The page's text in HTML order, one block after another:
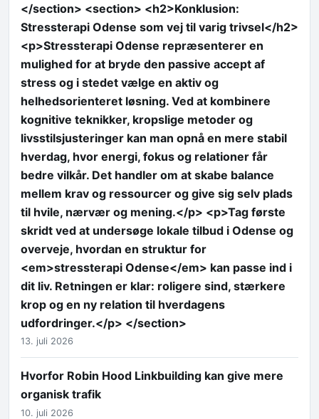
</section> <section> <h2>Konklusion:
Stressterapi Odense som vej til varig trivsel</h2>
<p>Stressterapi Odense repræsenterer en
mulighed for at bryde den passive accept af
stress og i stedet vælge en aktiv og
helhedsorienteret løsning. Ved at kombinere
kognitive teknikker, kropslige metoder og
livsstilsjusteringer kan man opnå en mere stabil
hverdag, hvor energi, fokus og relationer får
bedre vilkår. Det handler om at skabe balance
mellem krav og ressourcer og give sig selv plads
til hvile, nærvær og mening.</p> <p>Tag første
skridt ved at undersøge lokale tilbud i Odense og
overveje, hvordan en struktur for
<em>stressterapi Odense</em> kan passe ind i
dit liv. Retningen er klar: roligere sind, stærkere
krop og en ny relation til hverdagens
udfordringer.</p> </section>
13. juli 2026
Hvorfor Robin Hood Linkbuilding kan give mere
organisk trafik
10. juli 2026